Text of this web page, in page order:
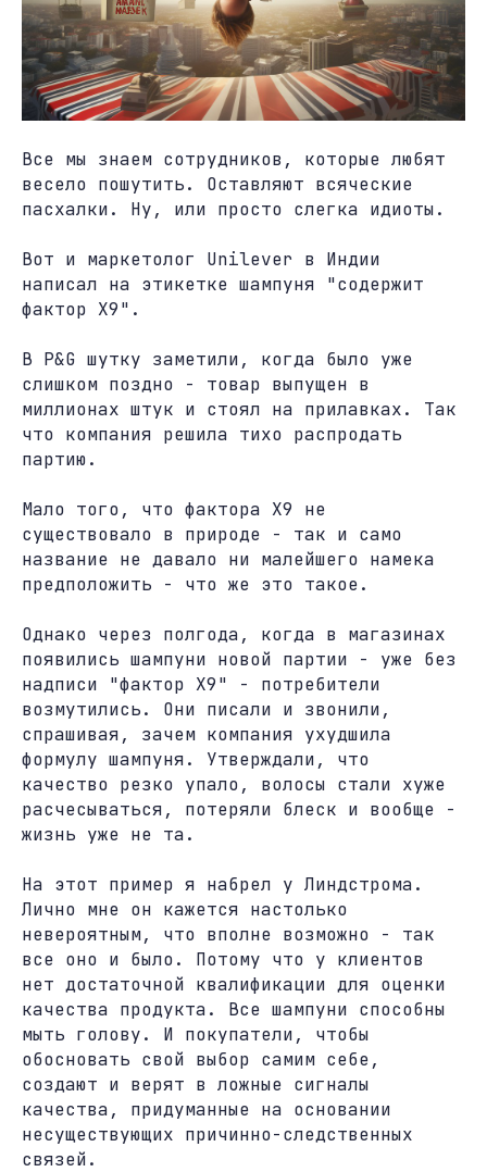
Все мы знаем сотрудников, которые любят
весело пошутить. Оставляют всяческие
пасхалки. Ну, или просто слегка идиоты.
Вот и маркетолог Unilever в Индии
написал на этикетке шампуня "содержит
фактор X9".
В P&G шутку заметили, когда было уже
слишком поздно - товар выпущен в
миллионах штук и стоял на прилавках. Так
что компания решила тихо распродать
партию.
Мало того, что фактора X9 не
существовало в природе - так и само
название не давало ни малейшего намека
предположить - что же это такое.
Однако через полгода, когда в магазинах
появились шампуни новой партии - уже без
надписи "фактор X9" - потребители
возмутились. Они писали и звонили,
спрашивая, зачем компания ухудшила
формулу шампуня. Утверждали, что
качество резко упало, волосы стали хуже
расчесываться, потеряли блеск и вообще -
жизнь уже не та.
На этот пример я набрел у Линдстрома.
Лично мне он кажется настолько
невероятным, что вполне возможно - так
все оно и было. Потому что у клиентов
нет достаточной квалификации для оценки
качества продукта. Все шампуни способны
мыть голову. И покупатели, чтобы
обосновать свой выбор самим себе,
создают и верят в ложные сигналы
качества, придуманные на основании
несуществующих причинно-следственных
связей.